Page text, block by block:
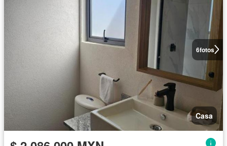
6fotos
Casa